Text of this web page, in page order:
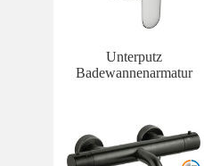
Unterputz
Badewannenarmatur